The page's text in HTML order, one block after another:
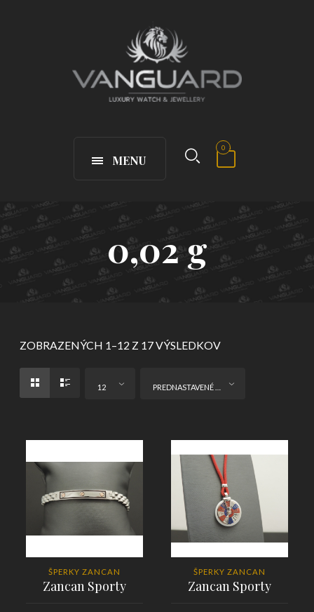
MENU
0
0,02 g
ZOBRAZENÝCH 1–12 Z 17 VÝSLEDKOV
12
ŠPERKY ZANCAN
Zancan Sporty
ŠPERKY ZANCAN
Zancan Sporty